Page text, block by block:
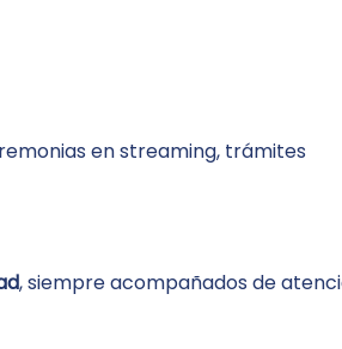
en streaming, trámites
, siempre acompañados de